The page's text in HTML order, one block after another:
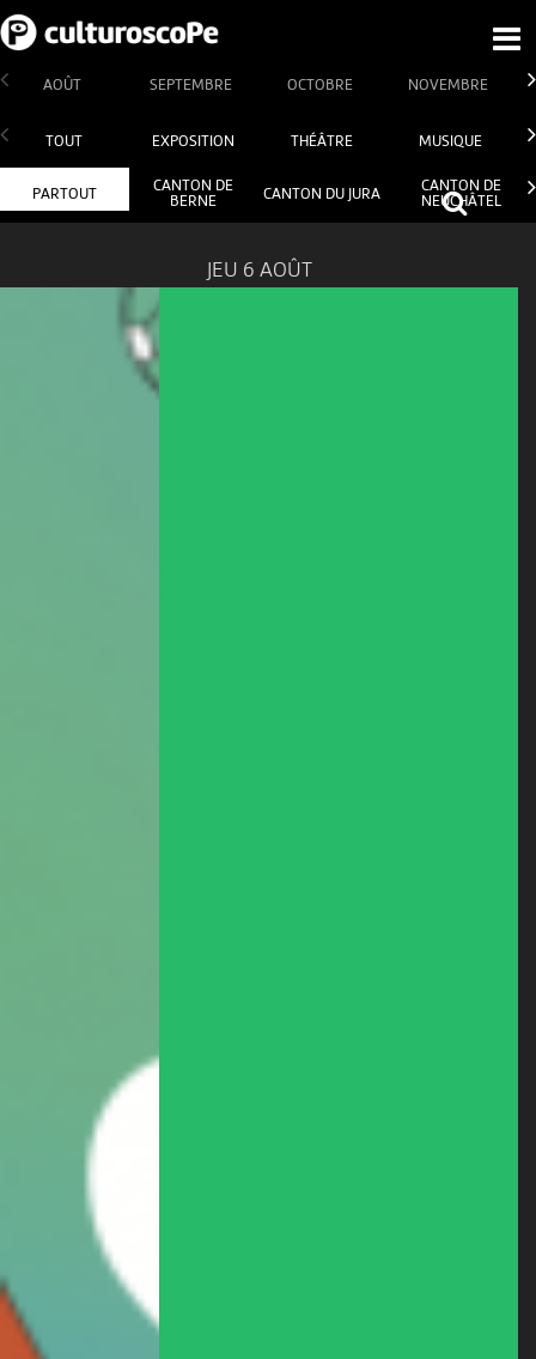
AOÛT SEPTEMBRE OCTOBRE NOVEMBRE
TOUT EXPOSITION THÉÂTRE MUSIQUE
PARTOUT
CANTON DE
BERNE
CANTON DU JURA
CANTON DE
NEUCHÂTEL
JEU 6 AOÛT